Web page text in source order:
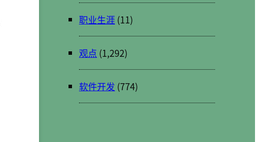
职业生涯(11)
观点 (1,292)
软件开发 (774)